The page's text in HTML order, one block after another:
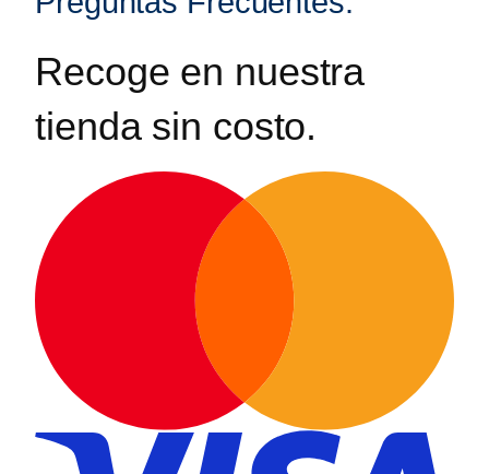
Recoge en nuestra
tienda sin costo.